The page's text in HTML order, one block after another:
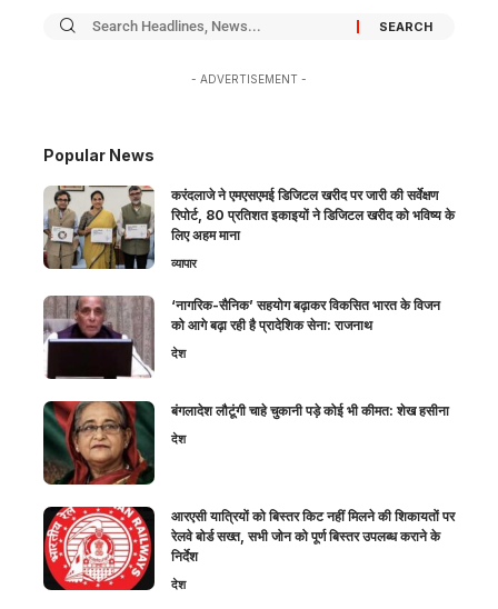
- ADVERTISEMENT -
Popular News
करंदलाजे ने एमएसएमई डिजिटल खरीद पर जारी की सर्वेक्षण
रिपोर्ट, 80 प्रतिशत इकाइयों ने डिजिटल खरीद को भविष्य के
लिए अहम माना
व्यापार
‘नागरिक-सैनिक’ सहयोग बढ़ाकर विकसित भारत के विजन
को आगे बढ़ा रही है प्रादेशिक सेना: राजनाथ
देश
बंगलादेश लौटूंगी चाहे चुकानी पड़े कोई भी कीमत: शेख हसीना
देश
आरएसी यात्रियों को बिस्तर किट नहीं मिलने की शिकायतों पर
रेलवे बोर्ड सख्त, सभी जोन को पूर्ण बिस्तर उपलब्ध कराने के
निर्देश
देश